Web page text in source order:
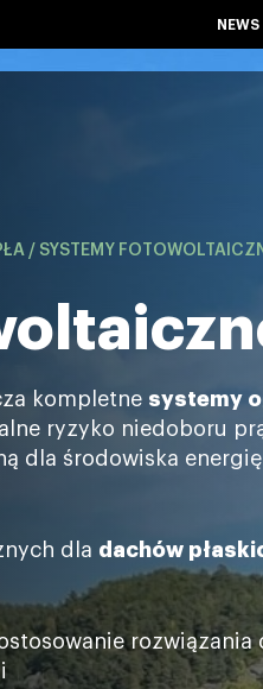
NEWS
/ SYSTEMY
kompletne systemy
ryzyko niedoboru
dla środowiska
dla dachów